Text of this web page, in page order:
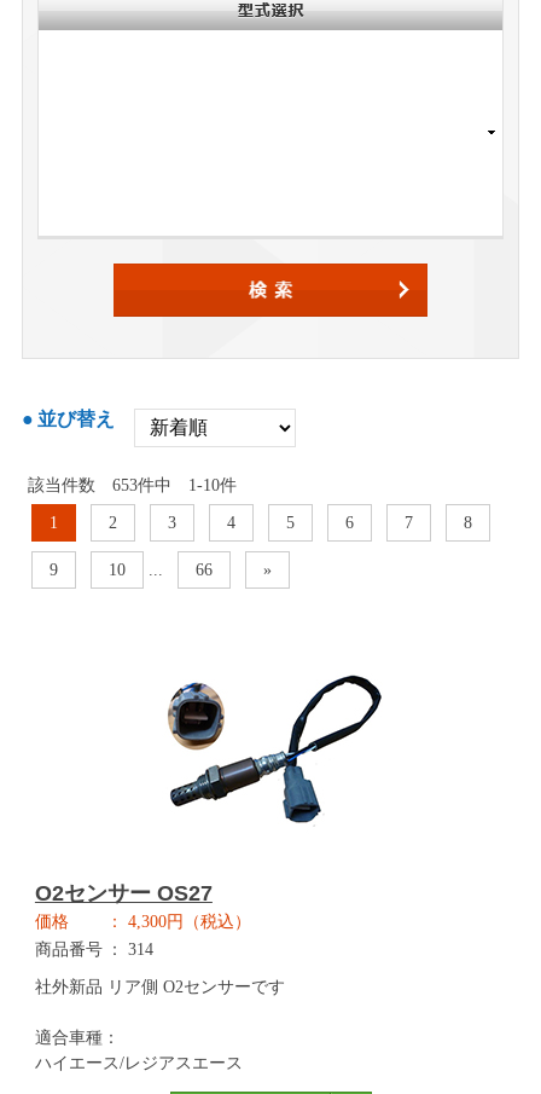
並び替え
該当件数 653件中 1-10件
1 2 3 4 5 6 7 8
9 10 ... 66 »
O2センサー OS27
価格
4,300円（税込）
商品番号
314
社外新品 リア側 O2センサーです
適合車種：
ハイエース/レジアスエース